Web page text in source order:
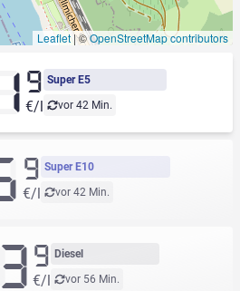
Leaflet|©OpenStreetMap contributors
Super E5
vor 42 Min.
9
€/l
Super E10
vor 42 Min.
9
€/l
Diesel
vor 56 Min.
9
€/l